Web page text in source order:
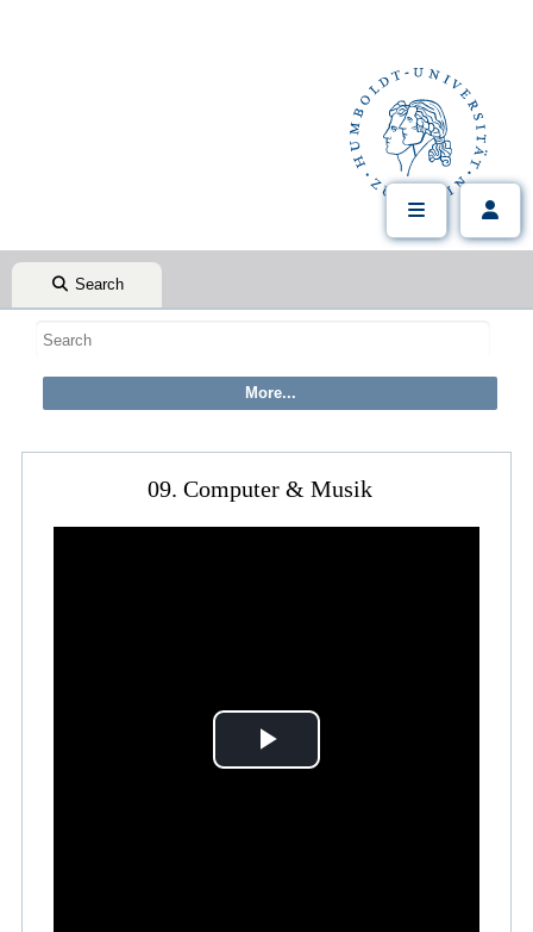
Search
09. Computer & Musik
Play